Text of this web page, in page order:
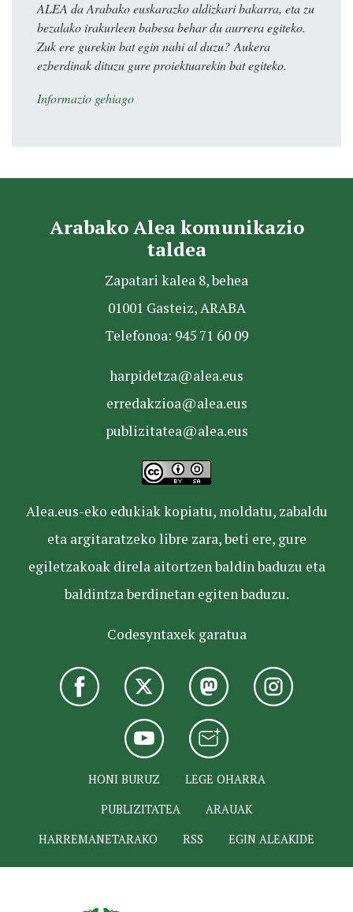
ALEA da Arabako euskarazko aldizkari bakarra, eta zu
bezalako irakurleen babesa behar du aurrera egiteko.
Zuk ere gurekin bat egin nahi al duzu? Aukera
ezberdinak dituzu gure proiektuarekin bat egiteko.
Informazio gehiago
Arabako Alea komunikazio
taldea
Zapatari kalea 8, behea
01001 Gasteiz, ARABA
Telefonoa: 945 71 60 09
harpidetza@alea.eus
erredakzioa@alea.eus
publizitatea@alea.eus
Alea.eus-eko edukiak kopiatu, moldatu, zabaldu
eta argitaratzeko libre zara, beti ere, gure
egiletzakoak direla aitortzen baldin baduzu eta
baldintza berdinetan egiten baduzu.
Codesyntaxek garatua
HONI BURUZ
LEGE OHARRA
PUBLIZITATEA
ARAUAK
HARREMANETARAKO
RSS EGIN ALEAKIDE